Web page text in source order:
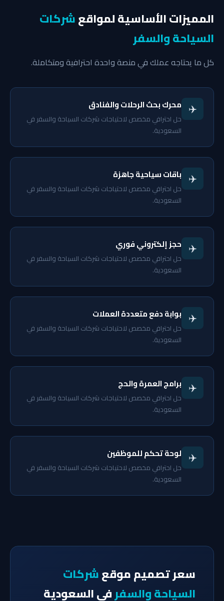
المميزات الأساسية لمواقعشركات
السياحة والسفر
كل ما يحتاجه عملك في منصة واحدة احترافية ومتكاملة.
✈️ محرك بحث الرحلات والفنادق
حل احترافي مخصص لاحتياجات شركات السياحة والسفر في
السعودية.
✈️ باقات سياحية جاهزة
حل احترافي مخصص لاحتياجات شركات السياحة والسفر في
السعودية.
✈️ حجز إلكتروني فوري
حل احترافي مخصص لاحتياجات شركات السياحة والسفر في
السعودية.
✈️ بوابة دفع متعددة العملات
حل احترافي مخصص لاحتياجات شركات السياحة والسفر في
السعودية.
✈️ برامج العمرة والحج
حل احترافي مخصص لاحتياجات شركات السياحة والسفر في
السعودية.
✈️ لوحة تحكم للموظفين
حل احترافي مخصص لاحتياجات شركات السياحة والسفر في
السعودية.
سعر تصميم موقعشركات
السياحة والسفرفي السعودية